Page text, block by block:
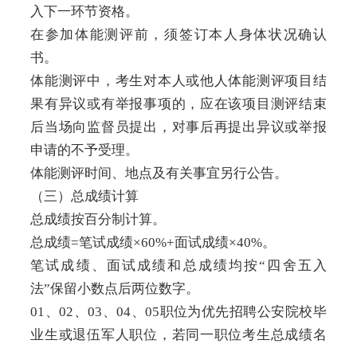
入下一环节资格。
在参加体能测评前，须签订本人身体状况确认
书。
体能测评中，考生对本人或他人体能测评项目结
果有异议或有举报事项的，应在该项目测评结束
后当场向监督员提出，对事后再提出异议或举报
申请的不予受理。
体能测评时间、地点及有关事宜另行公告。
（三）总成绩计算
总成绩按百分制计算。
总成绩=笔试成绩×60%+面试成绩×40%。
笔试成绩、面试成绩和总成绩均按“四舍五入
法”保留小数点后两位数字。
01、02、03、04、05职位为优先招聘公安院校毕
业生或退伍军人职位，若同一职位考生总成绩名